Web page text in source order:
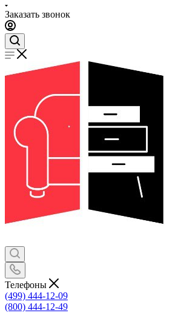
Заказать звонок
Телефоны
(499) 444-12-09
(800) 444-12-49